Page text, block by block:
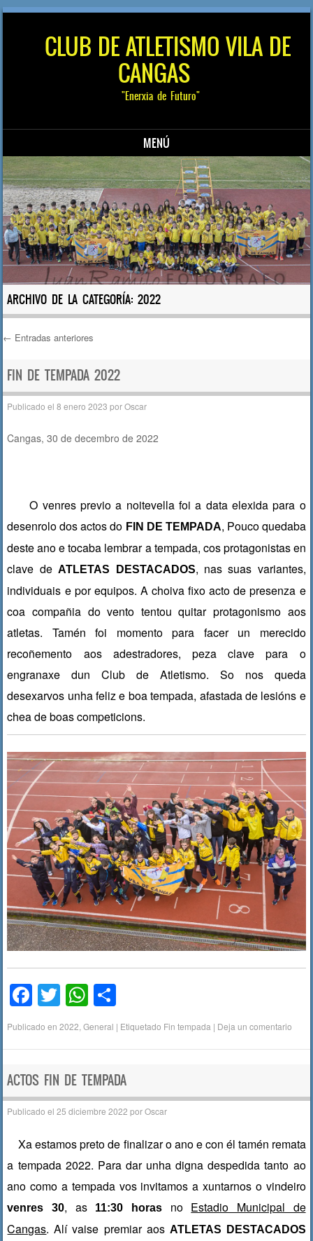
CLUB DE ATLETISMO VILA DE
CANGAS
"Enerxia de Futuro"
MENÚ
Saltar al contenido
ARCHIVO DE LA CATEGORÍA:2022
Navegación de entradas
← Entradas anteriores
FIN DE TEMPADA 2022
Publicado el8 enero 2023 porOscar
Cangas, 30 de decembro de 2022
O venres previo a noitevella foi a data elexida para o
desenrolo dos actos do FIN DE TEMPADA, Pouco quedaba
deste ano e tocaba lembrar a tempada, cos protagonistas en
clave deATLETAS DESTACADOS, nas suas variantes,
individuais e por equipos. A choiva fixo acto de presenza e
coa compañia do vento tentou quitar protagonismo aos
atletas. Tamén foi momento para facer un merecido
recoñemento aos adestradores, peza clave para o
engranaxe dun Club de Atletismo. So nos queda
desexarvos unha feliz e boa tempada, afastada de lesións e
chea de boas competicions.
F
a
c
b
o
k
T
wi
tt
W
h
at
A
p
o
m
ar
tir
Publicado en2022 ,General | Etiquetado Fin tempada | Deja un comentario
ACTOS FIN DE TEMPADA
Publicado el25 diciembre 2022 porOscar
Xa estamos preto de finalizar o ano e con él tamén remata
a tempada 2022. Para dar unha digna despedida tanto ao
ano como a tempada vos invitamos a xuntarnos o vindeiro
venres 30, as 11:30 horas no Estadio Municipal de
Cangas. Alí vaise premiar aos ATLETAS DESTACADOS